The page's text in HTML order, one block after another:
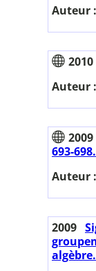
Auteur :
2010
Auteur :
2009
693-
Auteur :
2009
algèbre.